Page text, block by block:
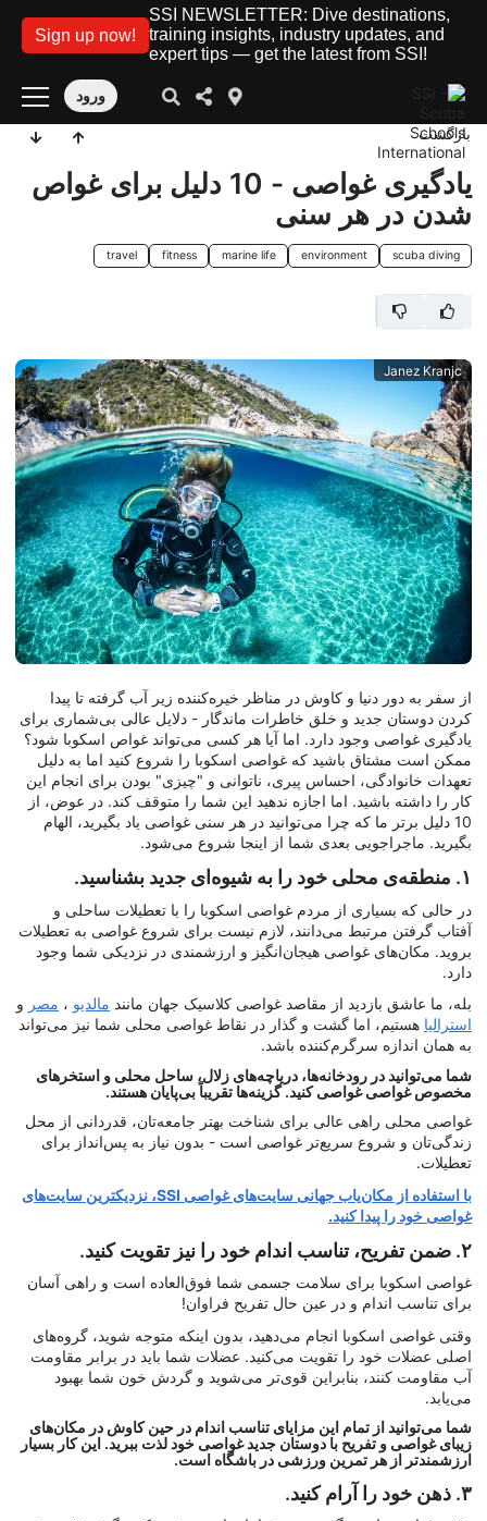
SSI NEWSLETTER: Dive destinations,
training insights, industry updates, and
expert tips — get the latest from SSI!
Sign up now!
ورود
بازگشت
یادگیری غواصی - 10 دلیل برای غواص
شدن در هر سنی
scuba diving
environment
marine life
fitness
travel
Janez Kranjc
از سفر به دور دنیا و کاوش در مناظر خیره‌کننده زیر آب گرفته تا پیدا
کردن دوستان جدید و خلق خاطرات ماندگار - دلایل عالی بی‌شماری برای
یادگیری غواصی وجود دارد. اما آیا هر کسی می‌تواند غواص اسکوبا شود؟
ممکن است مشتاق باشید که غواصی اسکوبا را شروع کنید اما به دلیل
تعهدات خانوادگی، احساس پیری، ناتوانی و "چیزی" بودن برای انجام این
کار را داشته باشید. اما اجازه ندهید این شما را متوقف کند. در عوض، از
10 دلیل برتر ما که چرا می‌توانید در هر سنی غواصی یاد بگیرید، الهام
بگیرید. ماجراجویی بعدی شما از اینجا شروع می‌شود.
۱. منطقه‌ی محلی خود را به شیوه‌ای جدید بشناسید.
در حالی که بسیاری از مردم غواصی اسکوبا را با تعطیلات ساحلی و
آفتاب گرفتن مرتبط می‌دانند، لازم نیست برای شروع غواصی به تعطیلات
بروید. مکان‌های غواصی هیجان‌انگیز و ارزشمندی در نزدیکی شما وجود
دارد.
بله، ما عاشق بازدید از مقاصد غواصی کلاسیک جهان مانند مالدیو ، مصر و
استرالیا هستیم، اما گشت و گذار در نقاط غواصی محلی شما نیز می‌تواند
به همان اندازه سرگرم‌کننده باشد.
شما می‌توانید در رودخانه‌ها، دریاچه‌های زلال، ساحل محلی و استخرهای
مخصوص غواصی غواصی کنید. گزینه‌ها تقریباً بی‌پایان هستند.
غواصی محلی راهی عالی برای شناخت بهتر جامعه‌تان، قدردانی از محل
زندگی‌تان و شروع سریع‌تر غواصی است - بدون نیاز به پس‌انداز برای
تعطیلات.
با استفاده از مکان‌یاب جهانی سایت‌های غواصی SSI، نزدیکترین سایت‌های
غواصی خود را پیدا کنید.
۲. ضمن تفریح، تناسب اندام خود را نیز تقویت کنید.
غواصی اسکوبا برای سلامت جسمی شما فوق‌العاده است و راهی آسان
برای تناسب اندام و در عین حال تفریح فراوان!
وقتی غواصی اسکوبا انجام می‌دهید، بدون اینکه متوجه شوید، گروه‌های
اصلی عضلات خود را تقویت می‌کنید. عضلات شما باید در برابر مقاومت
آب مقاومت کنند، بنابراین قوی‌تر می‌شوید و گردش خون شما بهبود
می‌یابد.
شما می‌توانید از تمام این مزایای تناسب اندام در حین کاوش در مکان‌های
زیبای غواصی و تفریح با دوستان جدید غواصی خود لذت ببرید. این کار بسیار
ارزشمندتر از هر تمرین ورزشی در باشگاه است.
۳. ذهن خود را آرام کنید.